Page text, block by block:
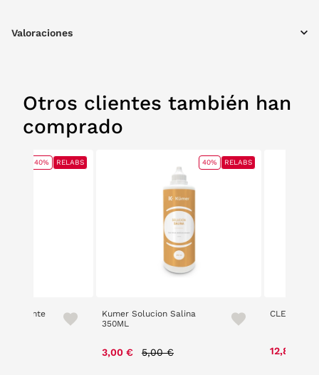
Valoraciones
Otros clientes también han
comprado
40% RELABS
Kumer Solucion Salina
350ML
3,00 € 5,00 €
40% RELABS
CLEADEW
12,80 €